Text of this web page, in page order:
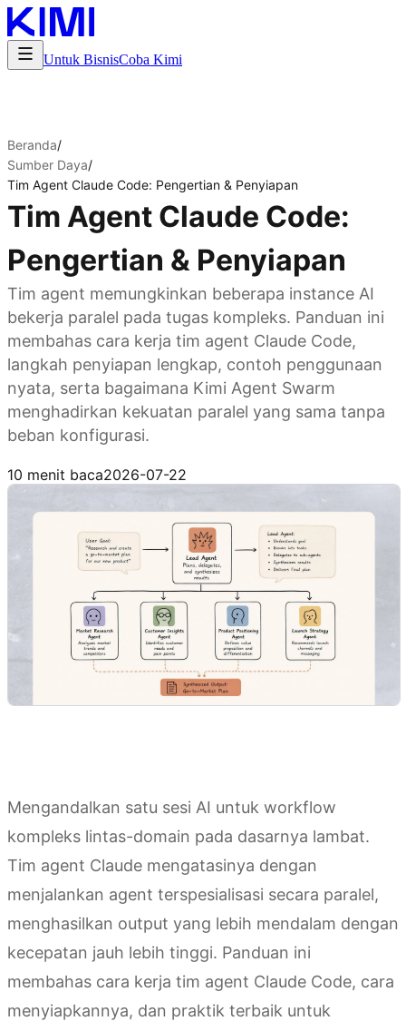
Untuk BisnisCoba Kimi
Beranda/
Sumber Daya/
Tim Agent Claude Code: Pengertian & Penyiapan
Tim Agent Claude Code:
Pengertian & Penyiapan
Tim agent memungkinkan beberapa instance AI
bekerja paralel pada tugas kompleks. Panduan ini
membahas cara kerja tim agent Claude Code,
langkah penyiapan lengkap, contoh penggunaan
nyata, serta bagaimana Kimi Agent Swarm
menghadirkan kekuatan paralel yang sama tanpa
beban konfigurasi.
10 menit baca2026-07-22
Mengandalkan satu sesi AI untuk workflow
kompleks lintas-domain pada dasarnya lambat.
Tim agent Claude mengatasinya dengan
menjalankan agent terspesialisasi secara paralel,
menghasilkan output yang lebih mendalam dengan
kecepatan jauh lebih tinggi. Panduan ini
membahas cara kerja tim agent Claude Code, cara
menyiapkannya, dan praktik terbaik untuk